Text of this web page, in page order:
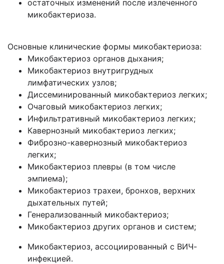
остаточных изменений после излеченного
микобактериоза.
Основные клинические формы микобактериоза:
Микобактериоз органов дыхания;
Микобактериоз внутригрудных
лимфатических узлов;
Диссеминированный микобактериоз легких;
Очаговый микобактериоз легких;
Инфильтративный микобактериоз легких;
Кавернозный микобактериоз легких;
Фиброзно-кавернозный микобактериоз
легких;
Микобактериоз плевры (в том числе
эмпиема);
Микобактериоз трахеи, бронхов, верхних
дыхательных путей;
Генерализованный микобактериоз;
Микобактериоз других органов и систем;
Микобактериоз, ассоциированный с ВИЧ-
инфекцией.